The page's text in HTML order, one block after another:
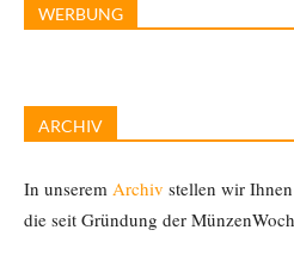
WERBUNG
ARCHIV
In unserem Archiv stellen wir
die seit Gründung der